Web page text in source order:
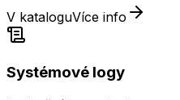
V kataloguVíce info
Systémové logy